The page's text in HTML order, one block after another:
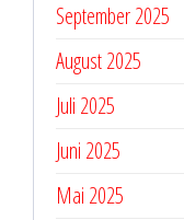
September 2025
August 2025
Juli 2025
Juni 2025
Mai 2025